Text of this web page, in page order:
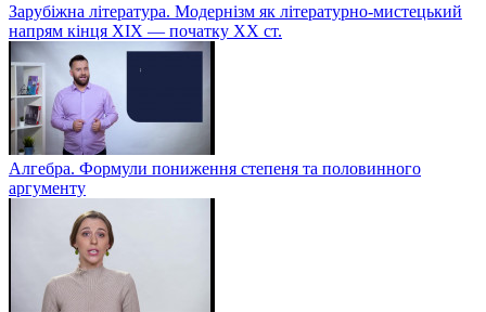
Зарубіжна література. Модернізм як літературно-мистецький
напрям кінця XIX — початку XX ст.
Алгебра. Формули пониження степеня та половинного
аргументу